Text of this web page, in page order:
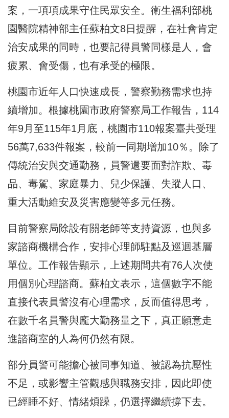
案，一項項成果守住民眾安全。衛生福利部桃
園醫院精神部主任蘇柏文8日提醒，在社會肯定
治安成果的同時，也要記得員警同樣是人，會
疲累、會受傷，也有承受的極限。
桃園市近年人口快速成長，警察勤務需求也持
續增加。根據桃園市政府警察局工作報告，114
年9月至115年1月底，桃園市110報案臺共受理
56萬7,633件報案，較前一同期增加10％。除了
傳統治安與交通勤務，員警還要面對詐欺、毒
品、毒駕、家庭暴力、兒少保護、失蹤人口、
重大活動維安及災害應變等多元任務。
目前警察局除設有關老師等支持資源，也與多
家諮商機構合作，安排心理師駐點及巡迴基層
單位。工作報告顯示，上述期間共有76人次使
用個別心理諮商。蘇柏文表示，這個數字不能
直接代表員警沒有心理需求，反而值得思考，
在數千名員警與龐大勤務量之下，真正願意走
進諮商室的人為何仍然有限。
部分員警可能擔心被同事知道、被認為抗壓性
不足，或影響主管觀感與職務安排，因此即使
已經睡不好、情緒煩躁，仍選擇繼續撐下去。